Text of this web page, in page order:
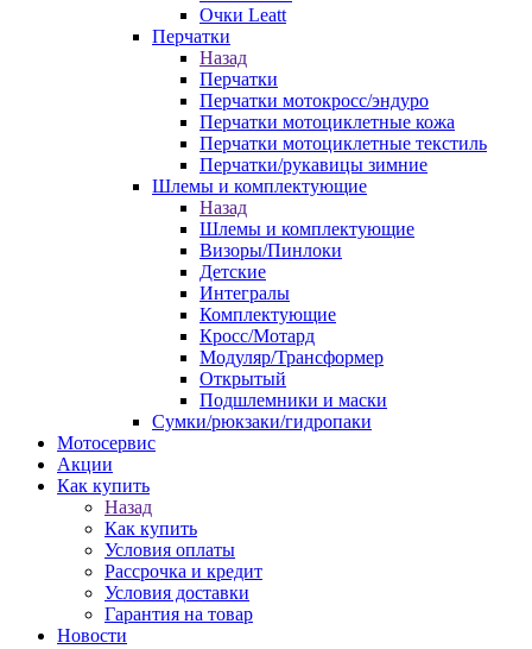
Очки Leatt
Перчатки
Назад
Перчатки
Перчатки мотокросс/эндуро
Перчатки мотоциклетные кожа
Перчатки мотоциклетные текстиль
Перчатки/рукавицы зимние
Шлемы и комплектующие
Назад
Шлемы и комплектующие
Визоры/Пинлоки
Детские
Интегралы
Комплектующие
Кросс/Мотард
Модуляр/Трансформер
Открытый
Подшлемники и маски
Сумки/рюкзаки/гидропаки
Мотосервис
Акции
Как купить
Назад
Как купить
Условия оплаты
Рассрочка и кредит
Условия доставки
Гарантия на товар
Новости